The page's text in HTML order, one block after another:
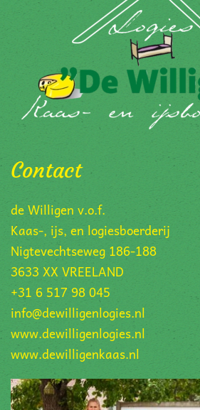
Contact
de Willigen v.o.f.
Kaas-, ijs, en logiesboerderij
Nigtevechtseweg 186-188
3633 XX VREELAND
+31 6 517 98 045
info@dewilligenlogies.nl
www.dewilligenlogies.nl
www.dewilligenkaas.nl